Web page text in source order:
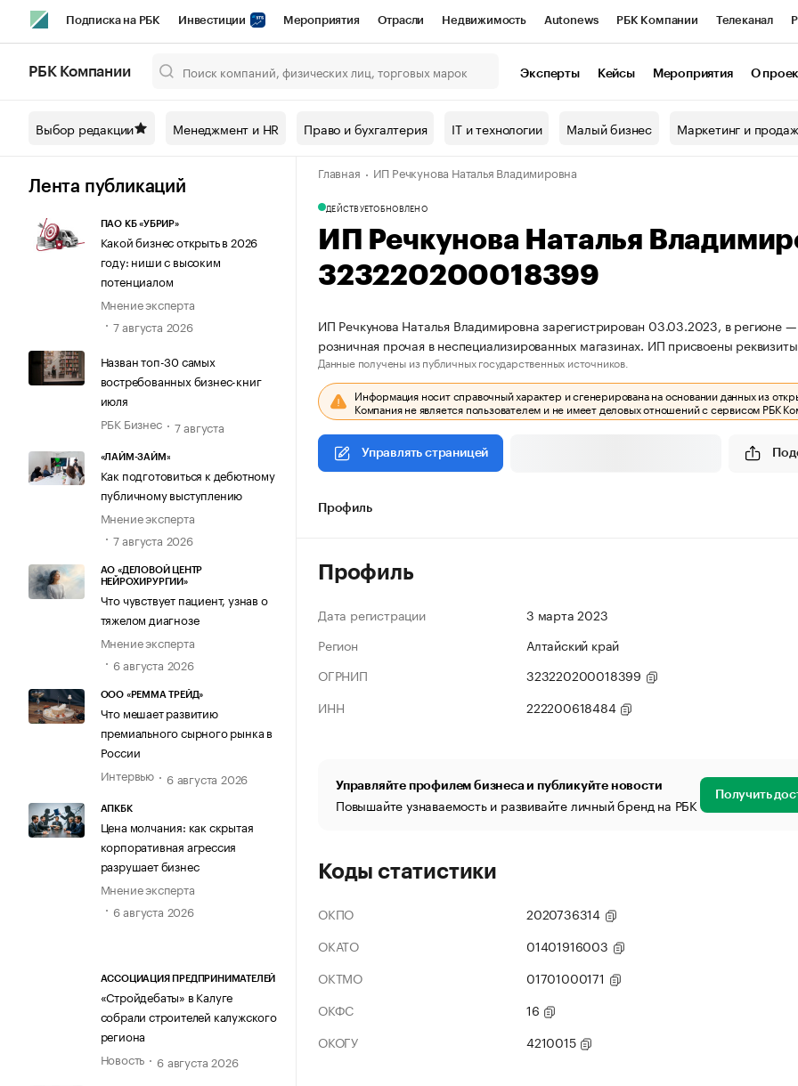
Подписка на РБК Инвестиции Мероприятия Отрасли Недвижимость Autonews РБК Компании Телеканал
Спецпроекты СПб Конференции СПб Спецпроекты Проверка контрагентов
Технологии и медиа Рынок наличной валюты
РБК Компании Эксперты Кейсы Мероприятия О
Выбор редакции Менеджмент и HR Право и бухгалтерия IT и технологии Малый бизнес Маркетинг и
Лента публикаций
ПАО КБ «УБРИР»
Какой бизнес открыть в 2026
году: ниши с высоким
потенциалом
Мнение эксперта
7 августа 2026
Назван топ-30 самых
востребованных бизнес-книг
июля
РБК Бизнес
7 августа
«ЛАЙМ-ЗАЙМ»
Как подготовиться к дебютному
публичному выступлению
Мнение эксперта
7 августа 2026
АО «ДЕЛОВОЙ ЦЕНТР
НЕЙРОХИРУРГИИ»
Что чувствует пациент, узнав о
тяжелом диагнозе
Мнение эксперта
6 августа 2026
ООО «РЕММА ТРЕЙД»
Что мешает развитию
премиального сырного рынка в
России
Интервью
6 августа 2026
АПКБК
Цена молчания: как скрытая
корпоративная агрессия
разрушает бизнес
Мнение эксперта
6 августа 2026
АССОЦИАЦИЯ ПРЕДПРИНИМАТЕЛЕЙ
«Стройдебаты» в Калуге
собрали строителей калужского
региона
Новость
6 августа 2026
Главная ИП Речкунова Наталья Владимировна
ДЕЙСТВУЕТОБНОВЛЕНО
ИП Речкунова Наталья
323220200018399
ИП Речкунова Наталья Владимировна зарегистрирован 03.03.2023, в регионе
розничная прочая в неспециализированных магазинах. ИП присвоены
Данные получены из публичных государственных источников.
Информация носит справочный характер и сгенерирована на основании данных из
Компания не является пользователем и не имеет деловых отношений с сервисом РБК
Управлять страницей
Профиль
Профиль
Дата регистрации
3 марта 2023
Регион
Алтайский край
ОГРНИП
323220200018399
ИНН
222200618484
Управляйте профилем бизнеса и публикуйте новости
Повышайте узнаваемость и развивайте личный бренд на РБК Получить
Коды статистики
ОКПО
2020736314
ОКАТО
01401916003
ОКТМО
01701000171
ОКФС
16
ОКОГУ
4210015